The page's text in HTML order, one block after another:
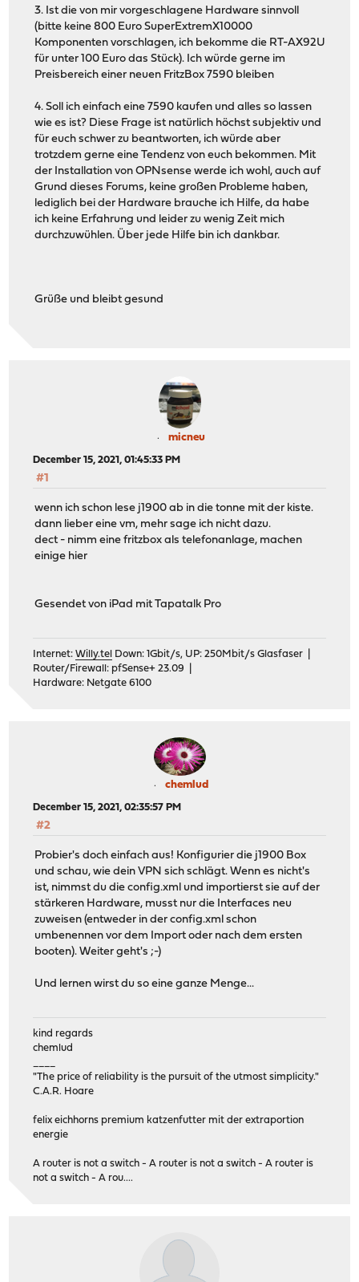
3. Ist die von mir vorgeschlagene Hardware sinnvoll
(bitte keine 800 Euro SuperExtremX10000
Komponenten vorschlagen, ich bekomme die RT-AX92U
für unter 100 Euro das Stück). Ich würde gerne im
Preisbereich einer neuen FritzBox 7590 bleiben
4. Soll ich einfach eine 7590 kaufen und alles so lassen
wie es ist? Diese Frage ist natürlich höchst subjektiv und
für euch schwer zu beantworten, ich würde aber
trotzdem gerne eine Tendenz von euch bekommen. Mit
der Installation von OPNsense werde ich wohl, auch auf
Grund dieses Forums, keine großen Probleme haben,
lediglich bei der Hardware brauche ich Hilfe, da habe
ich keine Erfahrung und leider zu wenig Zeit mich
durchzuwühlen. Über jede Hilfe bin ich dankbar.
Grüße und bleibt gesund
micneu
December 15, 2021, 01:45:33 PM
#1
wenn ich schon lese j1900 ab in die tonne mit der kiste.
dann lieber eine vm, mehr sage ich nicht dazu.
dect - nimm eine fritzbox als telefonanlage, machen
einige hier
Gesendet von iPad mit Tapatalk Pro
Internet:Willy.tel
Down: 1Gbit/s, UP: 250Mbit/s Glasfaser |
Router/Firewall: pfSense+ 23.09 |
Hardware: Netgate 6100
chemlud
December 15, 2021, 02:35:57 PM
#2
Probier's doch einfach aus! Konfigurier die j1900 Box
und schau, wie dein VPN sich schlägt. Wenn es nicht's
ist, nimmst du die config.xml und importierst sie auf der
stärkeren Hardware, musst nur die Interfaces neu
zuweisen (entweder in der config.xml schon
umbenennen vor dem Import oder nach dem ersten
booten). Weiter geht's ;-)
Und lernen wirst du so eine ganze Menge...
kind regards
chemlud
"The price of reliability is the pursuit of the utmost simplicity."
C.A.R. Hoare
felix eichhorns premium katzenfutter mit der extraportion
energie
A router is not a switch - A router is not a switch - A router is
not a switch - A rou....